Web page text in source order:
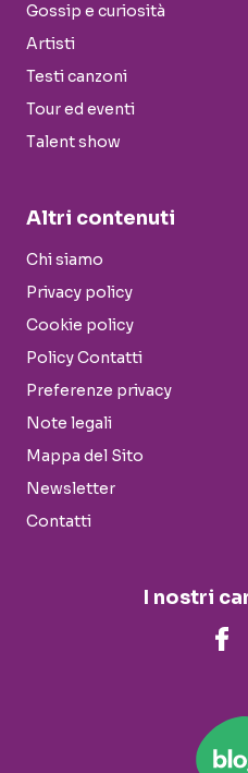
Gossip e curiosità
Artisti
Testi canzoni
Tour ed eventi
Talent show
Altri contenuti
Chi siamo
Privacy policy
Cookie policy
Policy Contatti
Preferenze privacy
Note legali
Mappa del Sito
Newsletter
Contatti
I nostri